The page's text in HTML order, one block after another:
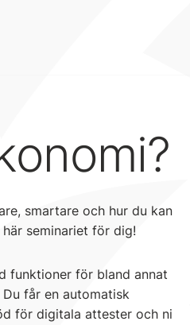
smartare och hur du kan
seminariet för dig!
funktioner för bland annat
får en automatisk
för digitala attester och ni